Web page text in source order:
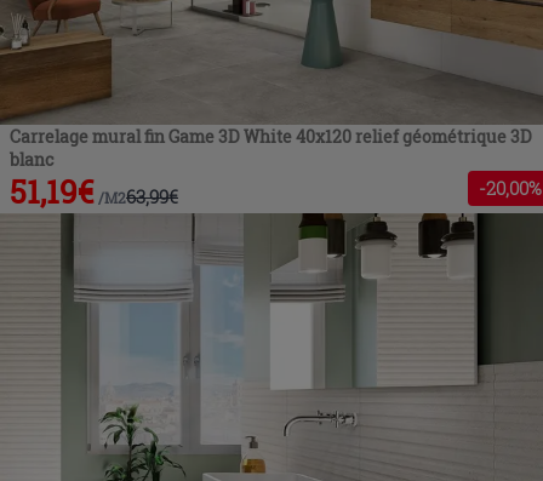
Carrelage mural fin Game 3D White 40x120 relief géométrique 3D
blanc
51,19€ /M263,99€ -20,00%